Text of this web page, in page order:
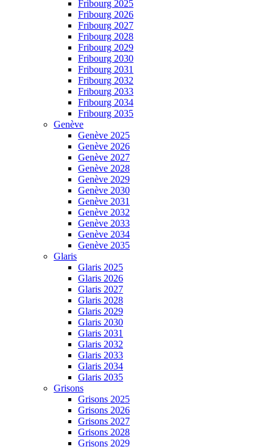
Fribourg 2025
Fribourg 2026
Fribourg 2027
Fribourg 2028
Fribourg 2029
Fribourg 2030
Fribourg 2031
Fribourg 2032
Fribourg 2033
Fribourg 2034
Fribourg 2035
Genève
Genève 2025
Genève 2026
Genève 2027
Genève 2028
Genève 2029
Genève 2030
Genève 2031
Genève 2032
Genève 2033
Genève 2034
Genève 2035
Glaris
Glaris 2025
Glaris 2026
Glaris 2027
Glaris 2028
Glaris 2029
Glaris 2030
Glaris 2031
Glaris 2032
Glaris 2033
Glaris 2034
Glaris 2035
Grisons
Grisons 2025
Grisons 2026
Grisons 2027
Grisons 2028
Grisons 2029